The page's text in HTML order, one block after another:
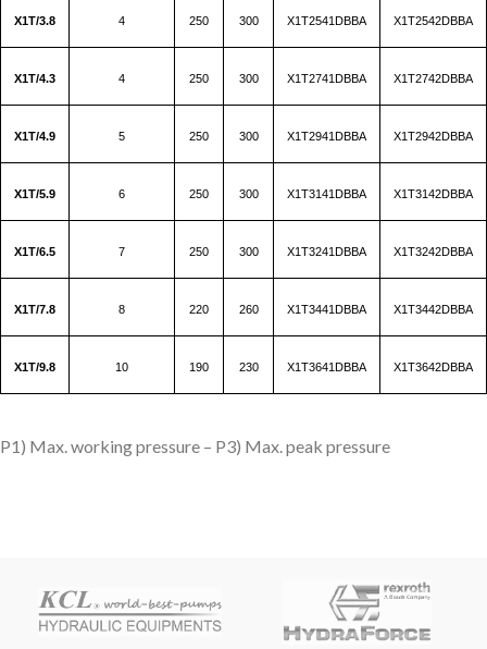
X1T/3.8 4 250 300 X1T2541DBBA X1T2542DBBA
X1T/4.3 4 250 300 X1T2741DBBA X1T2742DBBA
X1T/4.9 5 250 300 X1T2941DBBA X1T2942DBBA
X1T/5.9 6 250 300 X1T3141DBBA X1T3142DBBA
X1T/6.5 7 250 300 X1T3241DBBA X1T3242DBBA
X1T/7.8 8 220 260 X1T3441DBBA X1T3442DBBA
X1T/9.8 10 190 230 X1T3641DBBA X1T3642DBBA
P1) Max. working pressure – P3) Max. peak pressure